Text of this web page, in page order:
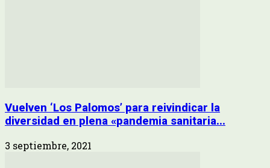
Vuelven ‘Los Palomos’ para reivindicar la
diversidad en plena «pandemia sanitaria...
3 septiembre, 2021